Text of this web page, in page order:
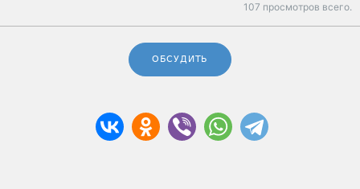
107 просмотров всего.
ОБСУДИТЬ